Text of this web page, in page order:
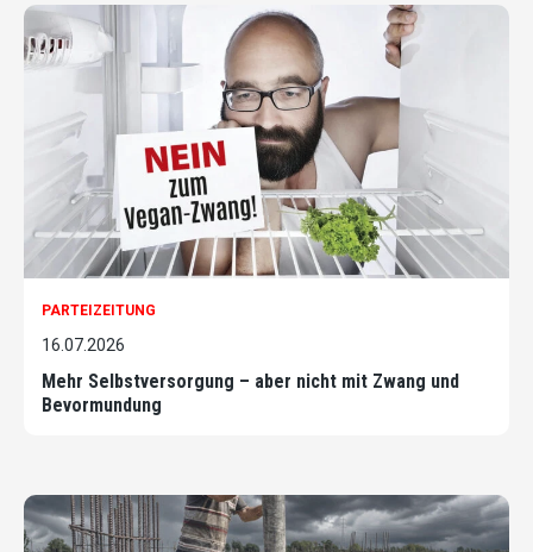
PARTEIZEITUNG
16.07.2026
Mehr Selbstversorgung – aber nicht mit Zwang und
Bevormundung